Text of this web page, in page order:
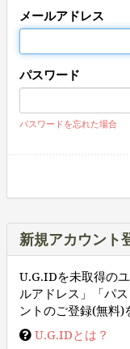
メールアドレス
パスワード
パスワードを忘れた場合
新規アカウント
U.G.IDを未取得の
ルアドレス」「パ
ントのご登録(無料)
U.G.IDとは？